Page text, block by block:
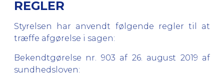
REGLER
Styrelsen har anvendt følgende regler til at
træffe afgørelse i sagen:
Bekendtgørelse nr. 903 af 26. august 2019 af
sundhedsloven: